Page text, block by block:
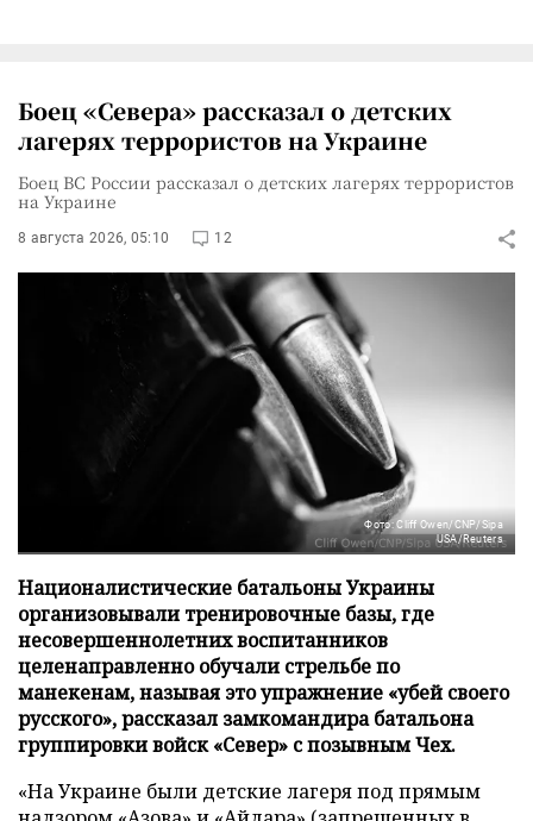
Боец «Севера» рассказал о детских
лагерях террористов на Украине
Боец ВС России рассказал о детских лагерях террористов
на Украине
8 августа 2026, 05:10 12
Фото: Cliff Owen/CNP/Sipa
USA/Reuters
Националистические батальоны Украины
организовывали тренировочные базы, где
несовершеннолетних воспитанников
целенаправленно обучали стрельбе по
манекенам, называя это упражнение «убей своего
русского», рассказал замкомандира батальона
группировки войск «Север» с позывным Чех.
«На Украине были детские лагеря под прямым